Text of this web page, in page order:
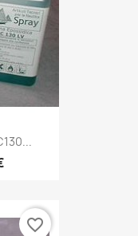
favorite_border